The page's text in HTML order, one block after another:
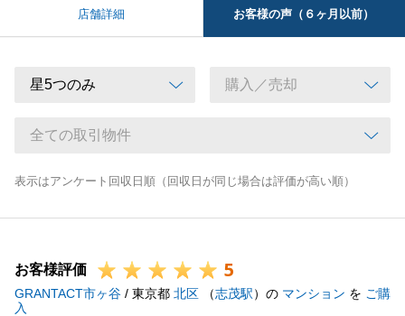
店舗詳細 お客様の声（６ヶ月以前）
表示はアンケート回収日順（回収日が同じ場合は評価が高い順）
お客様評価 5
GRANTACT市ヶ谷 / 東京都 北区 （志茂駅）の マンション を ご購
入